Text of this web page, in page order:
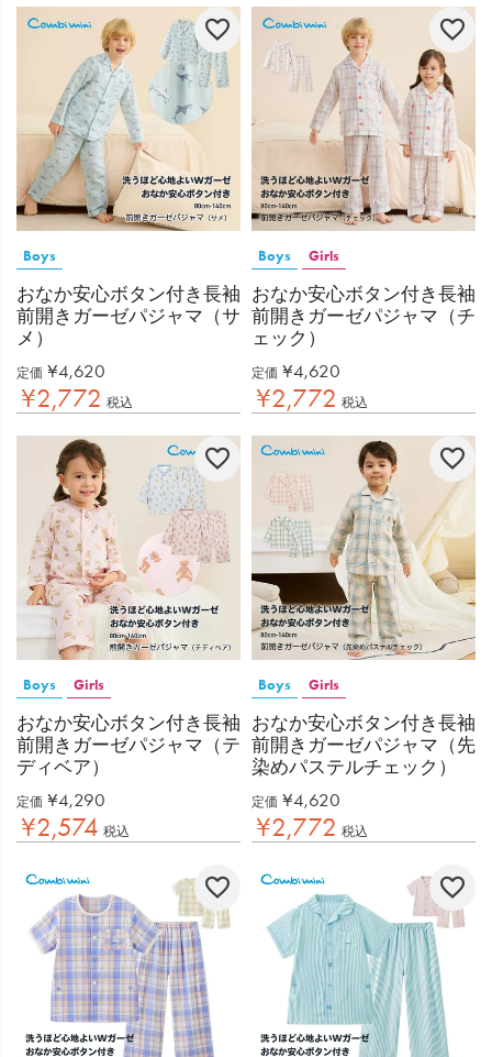
Boys
おなか安心ボタン付き長袖
前開きガーゼパジャマ（サ
メ）
定価 ¥4,620
¥2,772 税込
Boys Girls
おなか安心ボタン付き長袖
前開きガーゼパジャマ（チ
ェック）
定価 ¥4,620
¥2,772 税込
Boys Girls
おなか安心ボタン付き長袖
前開きガーゼパジャマ（テ
ディベア）
定価 ¥4,290
¥2,574 税込
Boys Girls
おなか安心ボタン付き長袖
前開きガーゼパジャマ（先
染めパステルチェック）
定価 ¥4,620
¥2,772 税込